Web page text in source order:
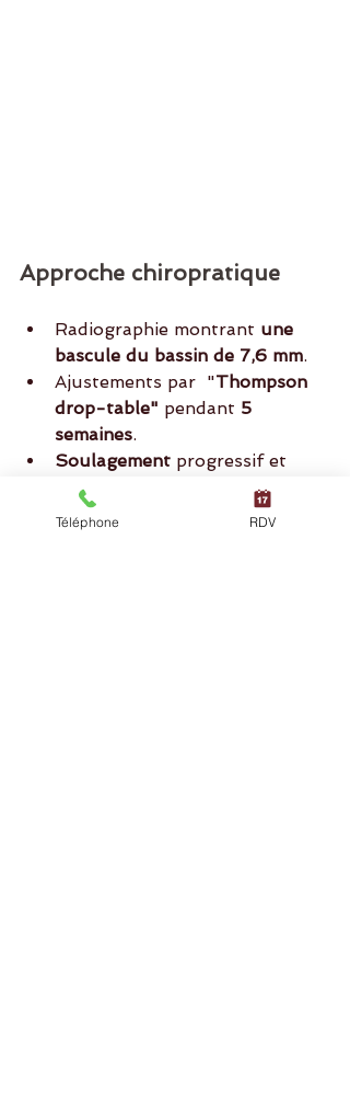
Approche chiropratique
Radiographie montrant une
bascule du bassin de 7,6 mm.
Ajustements par  "Thompson
drop-table" pendant 5
semaines.
Soulagement progressif et
disparition totale des douleurs
après
Téléphone RDV